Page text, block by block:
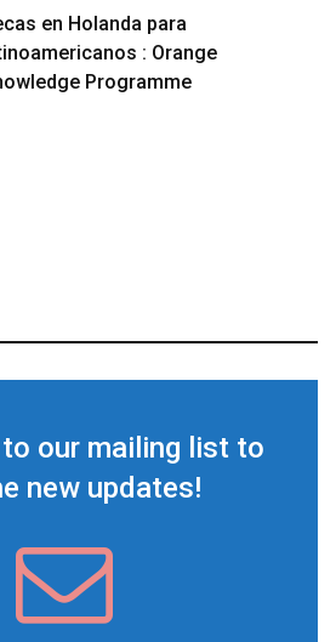
en Holanda para
: Orange
Programme
our mailing list to
new updates!